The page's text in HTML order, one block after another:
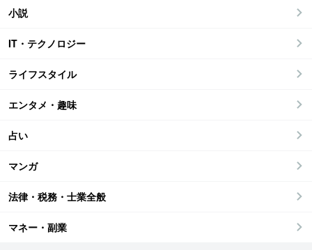
小説
IT・テクノロジー
ライフスタイル
エンタメ・趣味
占い
マンガ
法律・税務・士業全般
マネー・副業